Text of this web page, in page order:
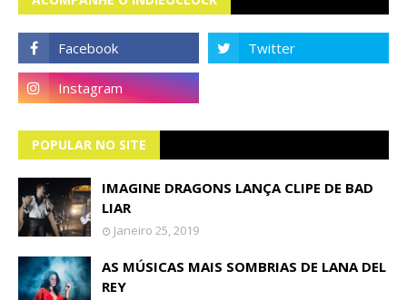
POPULAR NO SITE
IMAGINE DRAGONS LANÇA CLIPE DE BAD
LIAR
Janeiro 25, 2019
AS MÚSICAS MAIS SOMBRIAS DE LANA DEL
REY